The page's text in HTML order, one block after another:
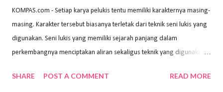
KOMPAS.com - Setiap karya pelukis tentu memiliki karakternya masing-
masing. Karakter tersebut biasanya terletak dari teknik seni lukis yang
digunakan. Seni lukis yang memiliki sejarah panjang dalam
perkembangnya menciptakan aliran sekaligus teknik yang digunakan.
Wayan Kun Adnyana, teknik yang berbeda tentunya akan
SHARE POST A COMMENT READ MORE